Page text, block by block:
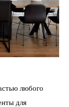
любого
для